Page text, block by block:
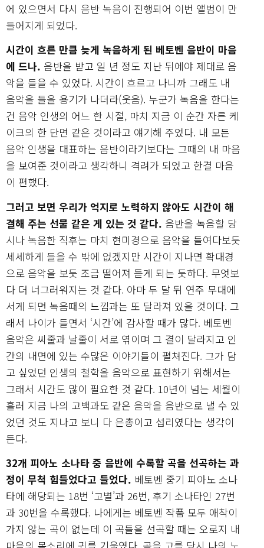
에 있으면서 다시 음반 녹음이 진행되어 이번 앨범이 만
들어지게 되었다.
시간이 흐른 만큼 늦게 녹음하게 된 베토벤 음반이 마음
에 드나. 음반을 받고 일 년 정도 지난 뒤에야 제대로 음
악을 들을 수 있었다. 시간이 흐르고 나니까 그래도 내
음악을 들을 용기가 나더라(웃음). 누군가 녹음을 한다는
건 음악 인생의 어느 한 시절, 마치 지금 이 순간 자른 케
이크의 한 단면 같은 것이라고 얘기해 주었다. 내 모든
음악 인생을 대표하는 음반이라기보다는 그때의 내 마음
을 보여준 것이라고 생각하니 격려가 되었고 한결 마음
이 편했다.
그러고 보면 우리가 억지로 노력하지 않아도 시간이 해
결해 주는 선물 같은 게 있는 것 같다. 음반을 녹음할 당
시나 녹음한 직후는 마치 현미경으로 음악을 들여다보듯
세세하게 들을 수 밖에 없겠지만 시간이 지나면 확대경
으로 음악을 보듯 조금 떨어져 듣게 되는 듯하다. 무엇보
다 더 너그러워지는 것 같다. 아마 두 달 뒤 연주 무대에
서게 되면 녹음때의 느낌과는 또 달라져 있을 것이다. 그
래서 나이가 들면서 ‘시간’에 감사할 때가 많다. 베토벤
음악은 씨줄과 날줄이 서로 엮이며 그 결이 달라지고 인
간의 내면에 있는 수많은 이야기들이 펼쳐진다. 그가 담
고 싶었던 인생의 철학을 음악으로 표현하기 위해서는
그래서 시간도 많이 필요한 것 같다. 10년이 넘는 세월이
흘러 지금 나의 고백과도 같은 음악을 음반으로 낼 수 있
었던 것도 지나고 보니 다 은총이고 섭리였다는 생각이
든다.
32개 피아노 소나타 중 음반에 수록할 곡을 선곡하는 과
정이 무척 힘들었다고 들었다. 베토벤 중기 피아노 소나
타에 해당되는 18번 ‘고별’과 26번, 후기 소나타인 27번
과 30번을 수록했다. 나에게는 베토벤 작품 모두 애착이
가지 않는 곡이 없는데 이 곡들을 선곡할 때는 오로지 내